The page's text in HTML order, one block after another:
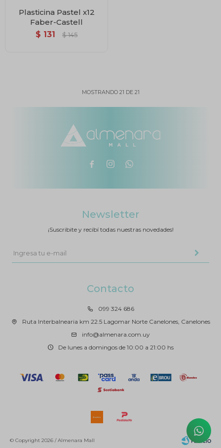
Plasticina Pastel x12
Faber-Castell
$ 131 $ 145
MOSTRANDO 21 DE 21
  
Contacto
099 324 686
Ruta Interbalnearia km 22.5 Lagomar Norte Canelones, Canelones
info@almenara.com.uy
De lunes a domingos de 10:00 a 21:00 hs
Newsletter
¡Suscribite y recibí todas nuestras novedades!
© Copyright 2026 / Almenara Mall